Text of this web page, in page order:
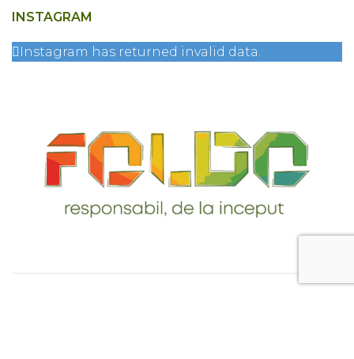
INSTAGRAM
Instagram has returned invalid data.